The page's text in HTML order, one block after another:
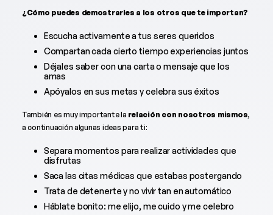
¿Cómo puedes demostrarles a los otros que te importan?
Escucha activamente a tus seres queridos
Compartan cada cierto tiempo experiencias juntos
Déjales saber con una carta o mensaje que los
amas
Apóyalos en sus metas y celebra sus éxitos
También es muy importante la relación con nosotros mismos,
a continuación algunas ideas para ti:
Separa momentos para realizar actividades que
disfrutas
Saca las citas médicas que estabas postergando
Trata de detenerte y no vivir tan en automático
Háblate bonito: me elijo, me cuido y me celebro